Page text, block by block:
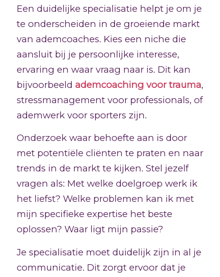
Een duidelijke specialisatie helpt je om je
te onderscheiden in de groeiende markt
van ademcoaches. Kies een niche die
aansluit bij je persoonlijke interesse,
ervaring en waar vraag naar is. Dit kan
bijvoorbeeld ademcoaching voor trauma,
stressmanagement voor professionals, of
ademwerk voor sporters zijn.
Onderzoek waar behoefte aan is door
met potentiële cliënten te praten en naar
trends in de markt te kijken. Stel jezelf
vragen als: Met welke doelgroep werk ik
het liefst? Welke problemen kan ik met
mijn specifieke expertise het beste
oplossen? Waar ligt mijn passie?
Je specialisatie moet duidelijk zijn in al je
communicatie. Dit zorgt ervoor dat je